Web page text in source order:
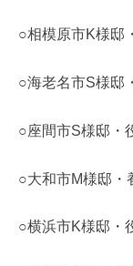
○相模原市K様邸
○海老名市S様邸
○座間市S様邸・
○大和市M様邸・
○横浜市K様邸・